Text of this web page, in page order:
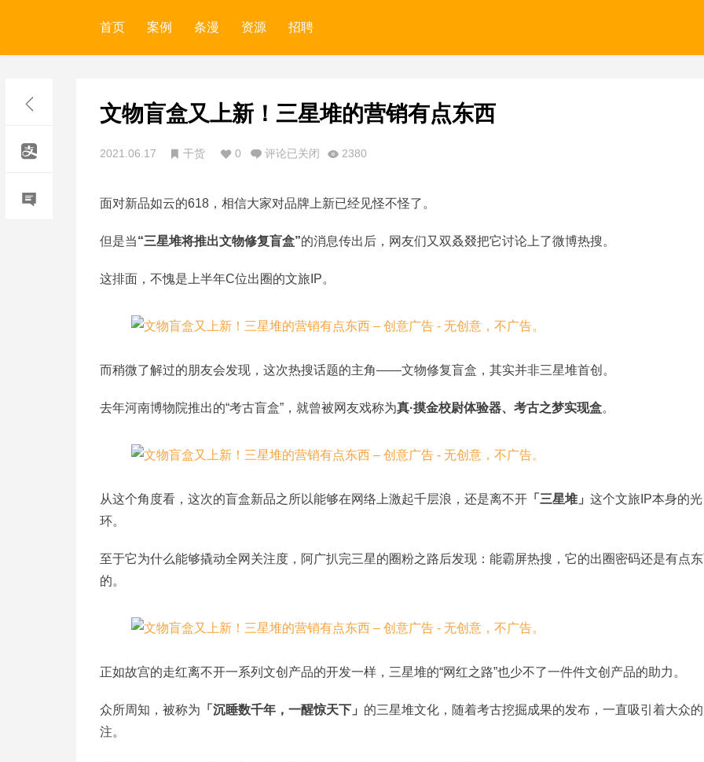
首页 案例 条漫 资源 招聘
文物盲盒又上新！三星堆的营销有点东西
2021.06.17 干货 0 评论已关闭 2380
面对新品如云的618，相信大家对品牌上新已经见怪不怪了。
但是当“三星堆将推出文物修复盲盒”的消息传出后，网友们又双叒叕把它讨论上了微博热搜。
这排面，不愧是上半年C位出圈的文旅IP。
而稍微了解过的朋友会发现，这次热搜话题的主角——文物修复盲盒，其实并非三星堆首创。
去年河南博物院推出的“考古盲盒”，就曾被网友戏称为真·摸金校尉体验器、考古之梦实现盒。
从这个角度看，这次的盲盒新品之所以能够在网络上激起千层浪，还是离不开 「三星堆」 这个文旅IP本身的光
环。
至于它为什么能够撬动全网关注度，阿广扒完三星的圈粉之路后发现：能霸屏热搜，它的出圈密码还是有点
的。
正如故宫的走红离不开一系列文创产品的开发一样，三星堆的“网红之路”也少不了一件件文创产品的助力。
众所周知，被称为 「沉睡数千年，一醒惊天下」 的三星堆文化，随着考古挖掘成果的发布，一直吸引着大众
注。